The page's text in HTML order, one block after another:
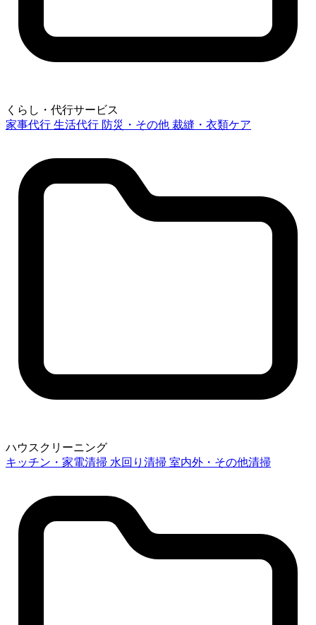
くらし・代行サービス
家事代行 生活代行 防災・その他 裁縫・衣類ケア
ハウスクリーニング
キッチン・家電清掃 水回り清掃 室内外・その他清掃